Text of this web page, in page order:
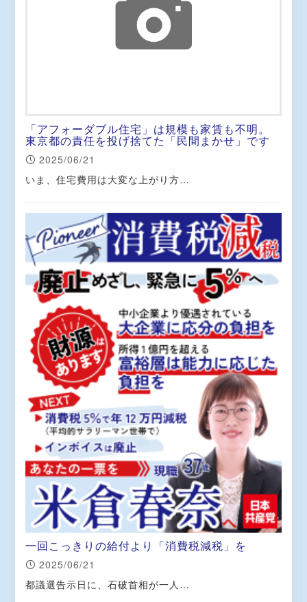
「アフォーダブル住宅」は規模も家賃も不明。
東京都の責任を投げ捨てた「民間まかせ」です
2025/06/21
いま、住宅費用は大変な上がり方…
一回こっきりの給付より「消費税減税」を
2025/06/21
都議選告示日に、石破首相が一人…